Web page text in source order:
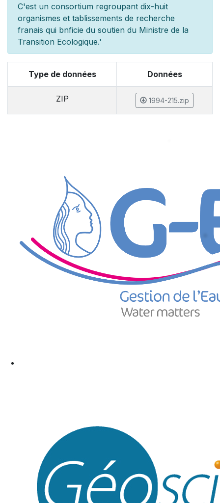
C'est un consortium regroupant dix-huit
organismes et tablissements de recherche
franais qui bnficie du soutien du Ministre de la
Transition Ecologique.'
Type de données Données
ZIP 1994-215.zip